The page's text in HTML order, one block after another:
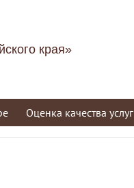
края»
Оценка качества услуг